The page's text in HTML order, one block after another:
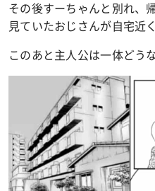
その後すーちゃんと別れ、
見ていたおじさんが自宅近く
このあと主人公は一体どう